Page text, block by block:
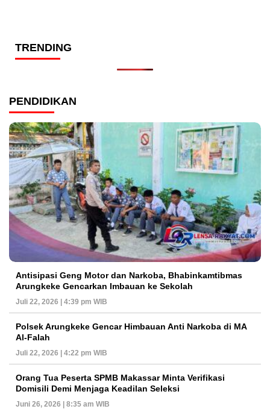
TRENDING
PENDIDIKAN
Antisipasi Geng Motor dan Narkoba, Bhabinkamtibmas
Arungkeke Gencarkan Imbauan ke Sekolah
Juli 22, 2026 | 4:39 pm WIB
Polsek Arungkeke Gencar Himbauan Anti Narkoba di MA
Al-Falah
Juli 22, 2026 | 4:22 pm WIB
Orang Tua Peserta SPMB Makassar Minta Verifikasi
Domisili Demi Menjaga Keadilan Seleksi
Juni 26, 2026 | 8:35 am WIB